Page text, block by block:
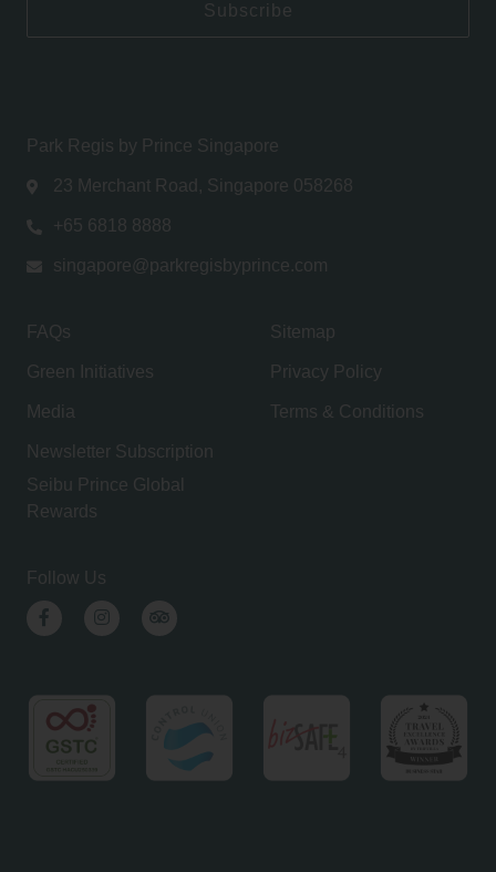
Subscribe
Park Regis by Prince Singapore
23 Merchant Road, Singapore 058268
+65 6818 8888
singapore@parkregisbyprince.com
FAQs
Green Initiatives
Media
Newsletter Subscription
Seibu Prince Global
Rewards
Sitemap
Privacy Policy
Terms & Conditions
Follow Us
FacebookInstagramTripAdvisor